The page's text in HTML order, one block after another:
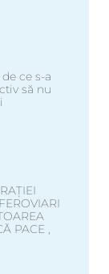
ce s-a
să nu
PACE ,